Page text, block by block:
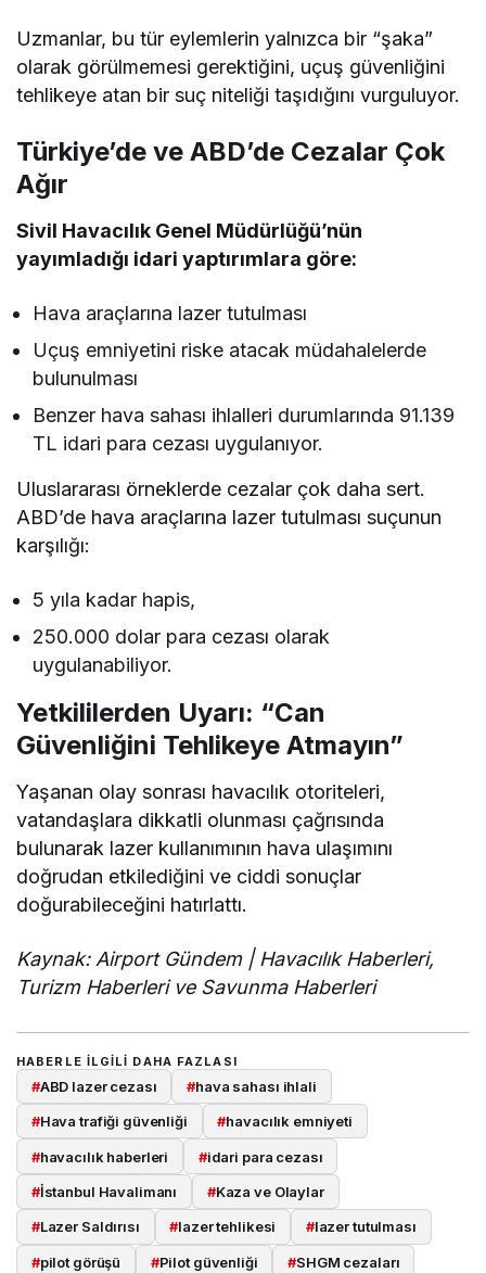
Uzmanlar, bu tür eylemlerin yalnızca bir “şaka”
olarak görülmemesi gerektiğini, uçuş güvenliğini
tehlikeye atan bir suç niteliği taşıdığını vurguluyor.
Türkiye’de ve ABD’de Cezalar Çok
Ağır
Sivil Havacılık Genel Müdürlüğü’nün
yayımladığı idari yaptırımlara göre:
Hava araçlarına lazer tutulması
Uçuş emniyetini riske atacak müdahalelerde
bulunulması
Benzer hava sahası ihlalleri durumlarında 91.139
TL idari para cezası uygulanıyor.
Uluslararası örneklerde cezalar çok daha sert.
ABD’de hava araçlarına lazer tutulması suçunun
karşılığı:
5 yıla kadar hapis,
250.000 dolar para cezası olarak
uygulanabiliyor.
Yetkililerden Uyarı: “Can
Güvenliğini Tehlikeye Atmayın”
Yaşanan olay sonrası havacılık otoriteleri,
vatandaşlara dikkatli olunması çağrısında
bulunarak lazer kullanımının hava ulaşımını
doğrudan etkilediğini ve ciddi sonuçlar
doğurabileceğini hatırlattı.
Kaynak: Airport Gündem | Havacılık Haberleri,
Turizm Haberleri ve Savunma Haberleri
HABERLE ILGILI DAHA FAZLASI
#ABD lazer cezası #hava sahası ihlali
#Hava trafiği güvenliği #havacılık emniyeti
#havacılık haberleri #idari para cezası
#İstanbul Havalimanı #Kaza ve Olaylar
#Lazer Saldırısı #lazer tehlikesi #lazer tutulması
#pilot görüşü #Pilot güvenliği #SHGM cezaları